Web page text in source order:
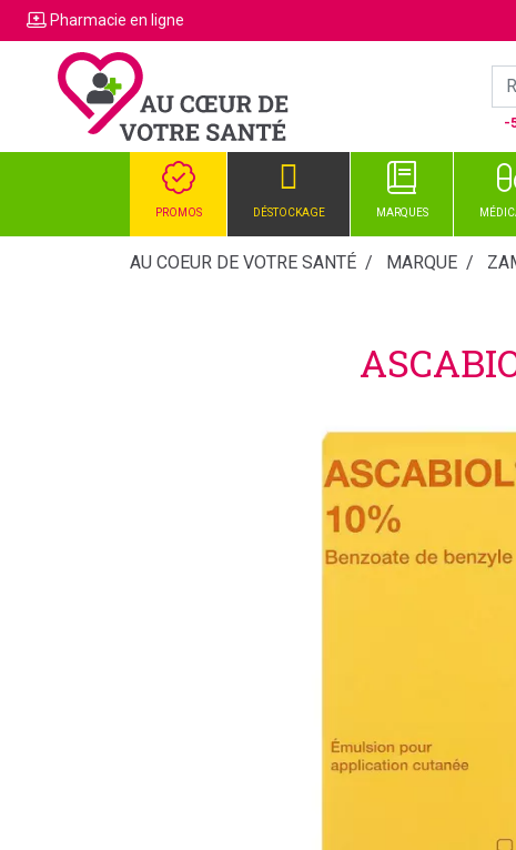
Pharmacie en ligne
-
PROMOS DÉSTOCKAGE MARQUES
AU COEUR DE VOTRE SANTÉ MARQUE